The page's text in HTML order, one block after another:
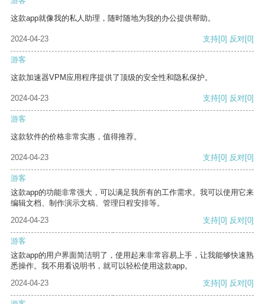
这款app就像我的私人助理，随时随地为我的办公提供帮助。
2024-04-23 支持[0] 反对[0]
游客
这款加速器VPM应用程序提供了顶级的安全性和隐私保护。
2024-04-23 支持[0] 反对[0]
游客
这款软件的价格非常实惠，值得推荐。
2024-04-23 支持[0] 反对[0]
游客
这款app的功能非常强大，可以满足我所有的工作需求。我可以使用它来
编辑文档、制作演示文稿、管理日程安排等。
2024-04-23
支持[0] 反对[0]
游客
这款app的用户界面简洁明了，使用起来非常容易上手，让我能够快速熟
悉操作。我不用看说明书，就可以轻松使用这款app。
2024-04-23
支持[0] 反对[0]